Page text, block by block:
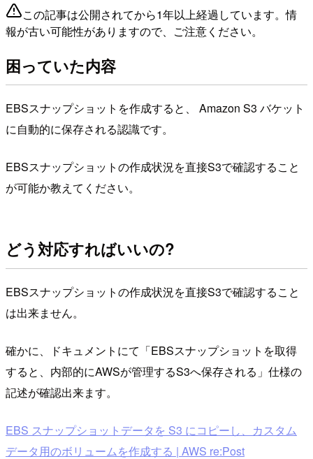
この記事は公開されてから1年以上経過しています。情
報が古い可能性がありますので、ご注意ください。
困っていた内容
EBSスナップショットを作成すると、 Amazon S3 バケット
に自動的に保存される認識です。
EBSスナップショットの作成状況を直接S3で確認すること
が可能か教えてください。
どう対応すればいいの?
EBSスナップショットの作成状況を直接S3で確認すること
は出来ません。
確かに、ドキュメントにて「EBSスナップショットを取得
すると、内部的にAWSが管理するS3へ保存される」仕様の
記述が確認出来ます。
EBS スナップショットデータを S3 にコピーし、カスタム
データ用のボリュームを作成する | AWS re:Post